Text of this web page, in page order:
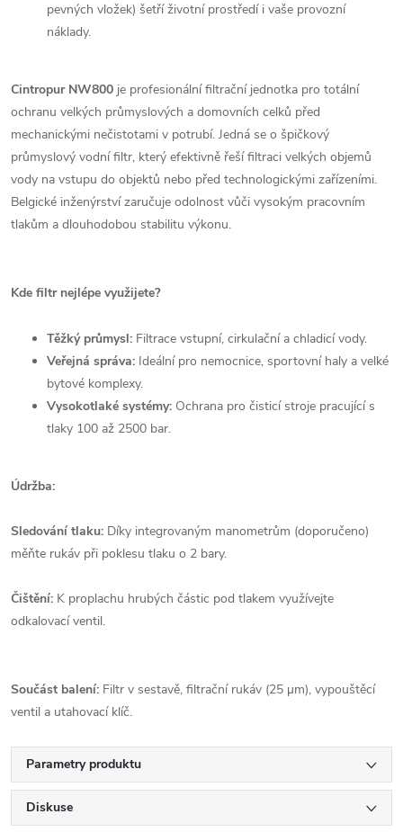
pevných vložek) šetří životní prostředí i vaše provozní
náklady.
Cintropur NW800 je profesionální filtrační jednotka pro totální
ochranu velkých průmyslových a domovních celků před
mechanickými nečistotami v potrubí. Jedná se o špičkový
průmyslový vodní filtr, který efektivně řeší filtraci velkých objemů
vody na vstupu do objektů nebo před technologickými zařízeními.
Belgické inženýrství zaručuje odolnost vůči vysokým pracovním
tlakům a dlouhodobou stabilitu výkonu.
Kde filtr nejlépe využijete?
Těžký průmysl: Filtrace vstupní, cirkulační a chladicí vody.
Veřejná správa: Ideální pro nemocnice, sportovní haly a velké
bytové komplexy.
Vysokotlaké systémy: Ochrana pro čisticí stroje pracující s
tlaky 100 až 2500 bar.
Údržba:
Sledování tlaku: Díky integrovaným manometrům (doporučeno)
měňte rukáv při poklesu tlaku o 2 bary.
Čištění: K proplachu hrubých částic pod tlakem využívejte
odkalovací ventil.
Součást balení: Filtr v sestavě, filtrační rukáv (25 µm), vypouštěcí
ventil a utahovací klíč.
Parametry produktu
Diskuse